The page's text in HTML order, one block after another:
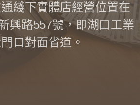
綫下實體店經營位置在
興路557號，即湖口工業
口對面省道。